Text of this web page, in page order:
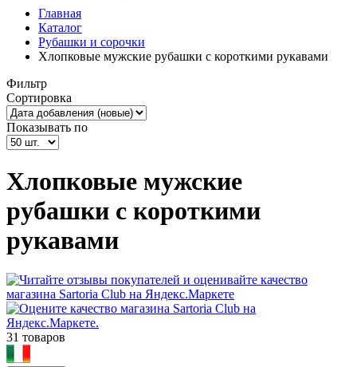
Главная
Каталог
Рубашки и сорочки
Хлопковые мужские рубашки с короткими рукавами
Фильтр
Сортировка
Показывать по
Хлопковые мужские
рубашки с короткими
рукавами
31 товаров